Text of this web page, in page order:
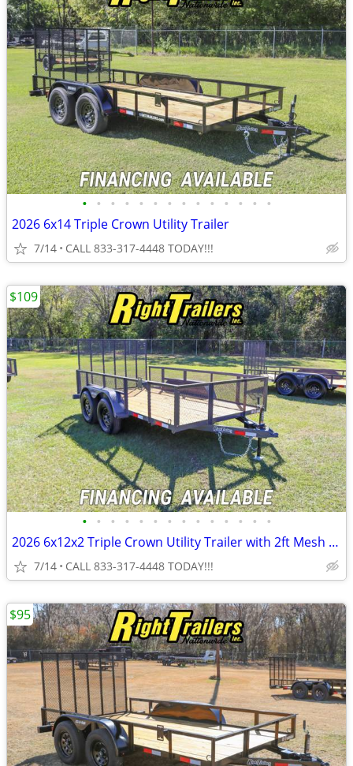
• • • • • • • • • • • • • •
2026 6x14 Triple Crown Utility Trailer
7/14 CALL 833-317-4448 TODAY!!!
• • • • • • • • • • • • • •
2026 6x12x2 Triple Crown Utility Trailer with 2ft Mesh Sides
7/14 CALL 833-317-4448 TODAY!!!
$109
$95